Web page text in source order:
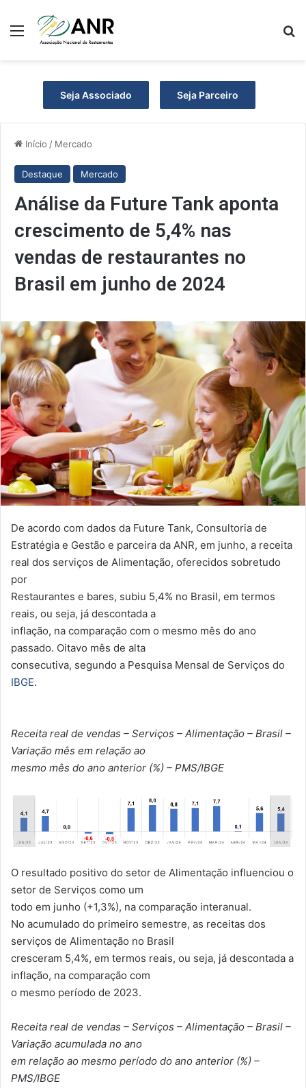
Menu
Seja Associado Seja Parceiro
Início / Mercado
Destaque Mercado
Análise da Future Tank aponta
crescimento de 5,4% nas
vendas de restaurantes no
Brasil em junho de 2024
De acordo com dados da Future Tank, Consultoria de
Estratégia e Gestão e parceira da ANR, em junho, a receita
real dos serviços de Alimentação, oferecidos sobretudo
por
Restaurantes e bares, subiu 5,4% no Brasil, em termos
reais, ou seja, já descontada a
inflação, na comparação com o mesmo mês do ano
passado. Oitavo mês de alta
consecutiva, segundo a Pesquisa Mensal de Serviços do
IBGE.
Receita real de vendas – Serviços – Alimentação – Brasil –
Variação mês em relação ao
mesmo mês do ano anterior (%) – PMS/IBGE
O resultado positivo do setor de Alimentação influenciou o
setor de Serviços como um
todo em junho (+1,3%), na comparação interanual.
No acumulado do primeiro semestre, as receitas dos
serviços de Alimentação no Brasil
cresceram 5,4%, em termos reais, ou seja, já descontada a
inflação, na comparação com
o mesmo período de 2023.
Receita real de vendas – Serviços – Alimentação – Brasil –
Variação acumulada no ano
em relação ao mesmo período do ano anterior (%) –
PMS/IBGE